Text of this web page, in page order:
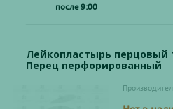
после 9:00
Лейкопластырь перцовый
Перец перфорированный